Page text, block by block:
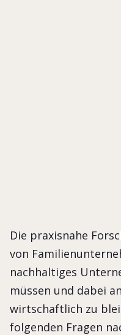
Die praxisnahe
von
nachhaltiges
müssen und dabei
wirtschaftlich zu
folgenden Fragen